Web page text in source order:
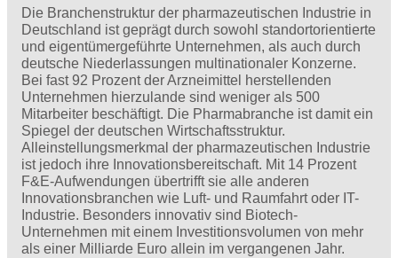
Die Branchenstruktur der pharmazeutischen Industrie in
Deutschland ist geprägt durch sowohl standortorientierte
und eigentümergeführte Unternehmen, als auch durch
deutsche Niederlassungen multinationaler Konzerne.
Bei fast 92 Prozent der Arzneimittel herstellenden
Unternehmen hierzulande sind weniger als 500
Mitarbeiter beschäftigt. Die Pharmabranche ist damit ein
Spiegel der deutschen Wirtschaftsstruktur.
Alleinstellungsmerkmal der pharmazeutischen Industrie
ist jedoch ihre Innovationsbereitschaft. Mit 14 Prozent
F&E-Aufwendungen übertrifft sie alle anderen
Innovationsbranchen wie Luft- und Raumfahrt oder IT-
Industrie. Besonders innovativ sind Biotech-
Unternehmen mit einem Investitionsvolumen von mehr
als einer Milliarde Euro allein im vergangenen Jahr.